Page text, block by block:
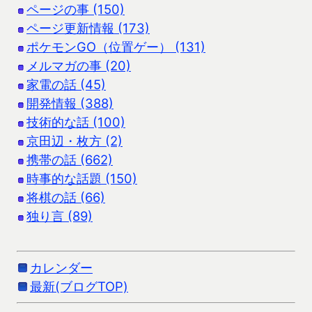
ページの事 (150)
ページ更新情報 (173)
ポケモンGO（位置ゲー） (131)
メルマガの事 (20)
家電の話 (45)
開発情報 (388)
技術的な話 (100)
京田辺・枚方 (2)
携帯の話 (662)
時事的な話題 (150)
将棋の話 (66)
独り言 (89)
カレンダー
最新(ブログTOP)